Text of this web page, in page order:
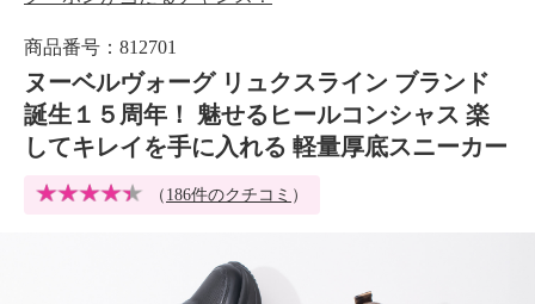
商品番号：812701
ヌーベルヴォーグ リュクスライン ブランド
誕生１５周年！ 魅せるヒールコンシャス 楽
してキレイを手に入れる 軽量厚底スニーカー
（ 186件のクチコミ ）